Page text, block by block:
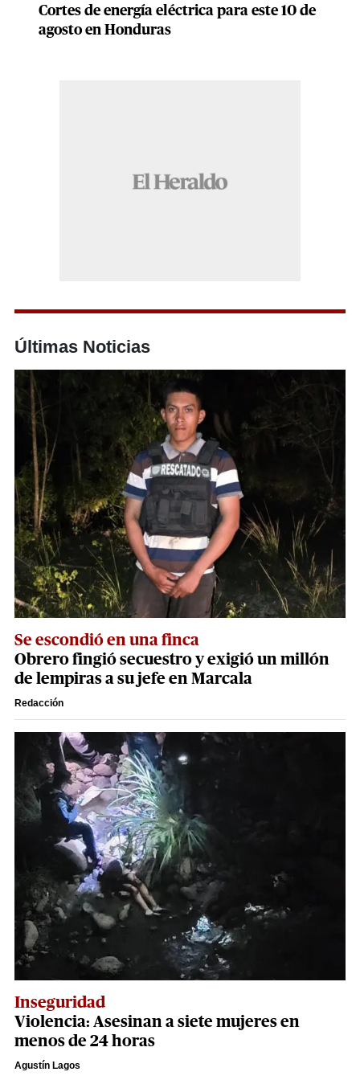
Cortes de energía eléctrica para este 10 de
agosto en Honduras
Últimas Noticias
Se escondió en una finca
Obrero fingió secuestro y exigió un millón
de lempiras a su jefe en Marcala
Redacción
Inseguridad
Violencia: Asesinan a siete mujeres en
menos de 24 horas
Agustín Lagos